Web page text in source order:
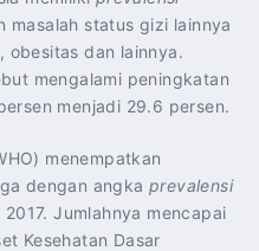
status gizi lainnya
obesitas dan lainnya.
mengalami peningkatan
menjadi 29.6 persen.
menempatkan
dengan angka prevalensi
Jumlahnya mencapai
Kesehatan Dasar